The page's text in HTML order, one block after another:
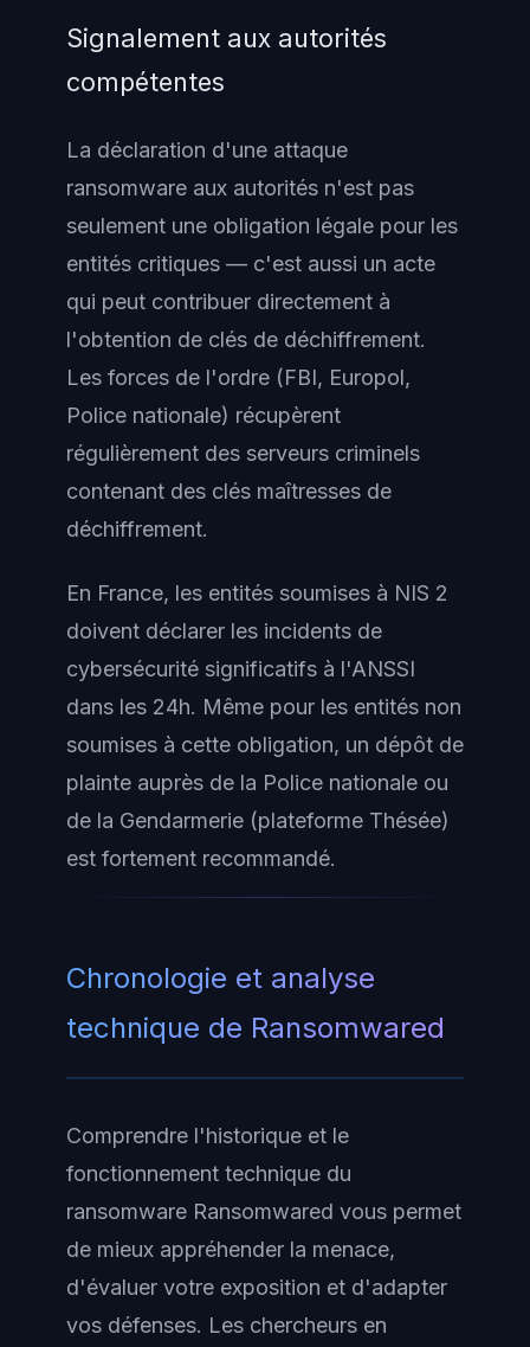
Signalement aux autorités
compétentes
La déclaration d'une attaque
ransomware aux autorités n'est pas
seulement une obligation légale pour les
entités critiques — c'est aussi un acte
qui peut contribuer directement à
l'obtention de clés de déchiffrement.
Les forces de l'ordre (FBI, Europol,
Police nationale) récupèrent
régulièrement des serveurs criminels
contenant des clés maîtresses de
déchiffrement.
En France, les entités soumises à NIS 2
doivent déclarer les incidents de
cybersécurité significatifs à l'ANSSI
dans les 24h. Même pour les entités non
soumises à cette obligation, un dépôt de
plainte auprès de la Police nationale ou
de la Gendarmerie (plateforme Thésée)
est fortement recommandé.
Chronologie et analyse
technique de Ransomwared
Comprendre l'historique et le
fonctionnement technique du
ransomware Ransomwared vous permet
de mieux appréhender la menace,
d'évaluer votre exposition et d'adapter
vos défenses. Les chercheurs en